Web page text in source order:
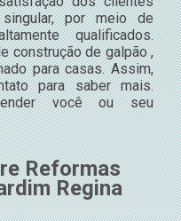
por meio de
qualificados.
construção de galpão ,
para casas. Assim,
para saber mais.
você ou seu
Reformas
Regina